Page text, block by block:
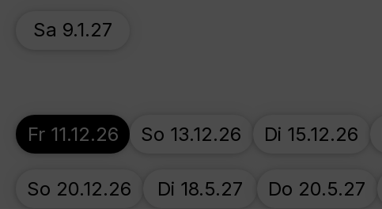
Sa 9.1.27
Fr 11.12.26 So 13.12.26 Di 15.12.26
So 20.12.26 Di 18.5.27 Do 20.5.27